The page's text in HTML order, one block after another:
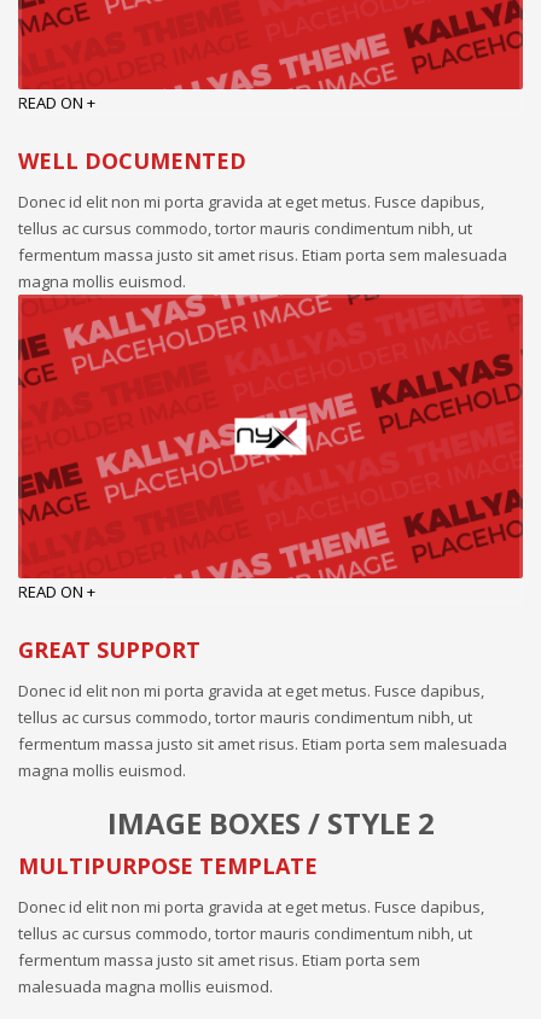
READ ON +
WELL DOCUMENTED
Donec id elit non mi porta gravida at eget metus. Fusce dapibus,
tellus ac cursus commodo, tortor mauris condimentum nibh, ut
fermentum massa justo sit amet risus. Etiam porta sem malesuada
magna mollis euismod.
READ ON +
GREAT SUPPORT
Donec id elit non mi porta gravida at eget metus. Fusce dapibus,
tellus ac cursus commodo, tortor mauris condimentum nibh, ut
fermentum massa justo sit amet risus. Etiam porta sem malesuada
magna mollis euismod.
IMAGE BOXES / STYLE 2
MULTIPURPOSE TEMPLATE
Donec id elit non mi porta gravida at eget metus. Fusce dapibus,
tellus ac cursus commodo, tortor mauris condimentum nibh, ut
fermentum massa justo sit amet risus. Etiam porta sem
malesuada magna mollis euismod.